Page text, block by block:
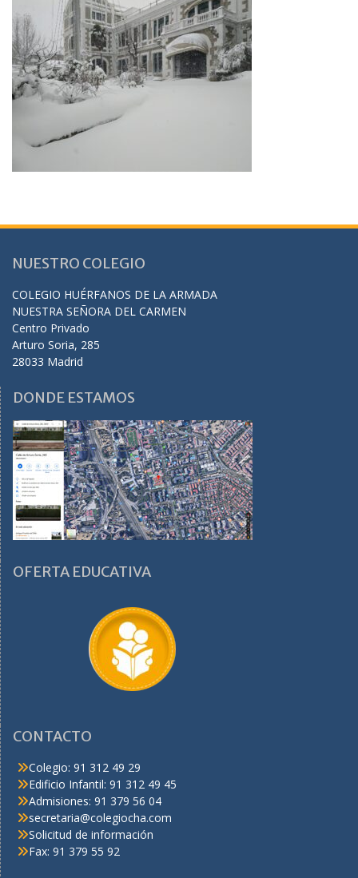
NUESTRO COLEGIO
COLEGIO HUÉRFANOS DE LA ARMADA
NUESTRA SEÑORA DEL CARMEN
Centro Privado
Arturo Soria, 285
28033 Madrid
DONDE ESTAMOS
OFERTA EDUCATIVA
CONTACTO
Colegio: 91 312 49 29
Edificio Infantil: 91 312 49 45
Admisiones: 91 379 56 04
secretaria@colegiocha.com
Solicitud de información
Fax: 91 379 55 92